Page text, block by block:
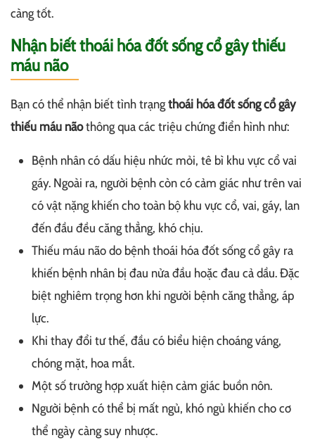
càng tốt.
Nhận biết thoái hóa đốt sống cổ gây thiếu
máu não
Bạn có thể nhận biết tình trạngthoái hóa đốt sống cổ gây
thiếu máu nãothông qua các triệu chứng điển hình như:
Bệnh nhân có dấu hiệu nhức mỏi, tê bì khu vực cổ vai
gáy. Ngoài ra, người bệnh còn có cảm giác như trên vai
có vật nặng khiến cho toàn bộ khu vực cổ, vai, gáy, lan
đến đầu đều căng thẳng, khó chịu.
Thiếu máu não do bệnh thoái hóa đốt sống cổ gây ra
khiến bệnh nhân bị đau nửa đầu hoặc đau cả dầu. Đặc
biệt nghiêm trọng hơn khi người bệnh căng thẳng, áp
lực.
Khi thay đổi tư thế, đầu có biểu hiện choáng váng,
chóng mặt, hoa mắt.
Một số trường hợp xuất hiện cảm giác buồn nôn.
Người bệnh có thể bị mất ngủ, khó ngủ khiến cho cơ
thể ngày càng suy nhược.